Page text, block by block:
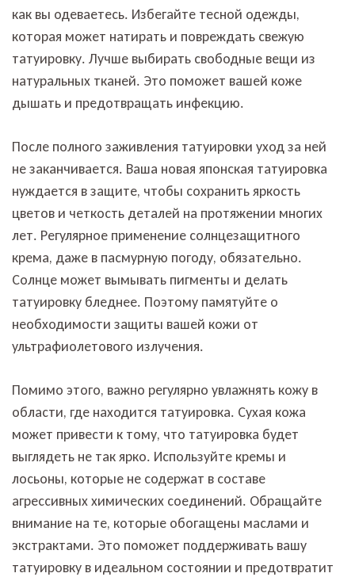
как вы одеваетесь. Избегайте тесной одежды,
которая может натирать и повреждать свежую
татуировку. Лучше выбирать свободные вещи из
натуральных тканей. Это поможет вашей коже
дышать и предотвращать инфекцию.
После полного заживления татуировки уход за ней
не заканчивается. Ваша новая японская татуировка
нуждается в защите, чтобы сохранить яркость
цветов и четкость деталей на протяжении многих
лет. Регулярное применение солнцезащитного
крема, даже в пасмурную погоду, обязательно.
Солнце может вымывать пигменты и делать
татуировку бледнее. Поэтому памятуйте о
необходимости защиты вашей кожи от
ультрафиолетового излучения.
Помимо этого, важно регулярно увлажнять кожу в
области, где находится татуировка. Сухая кожа
может привести к тому, что татуировка будет
выглядеть не так ярко. Используйте кремы и
лосьоны, которые не содержат в составе
агрессивных химических соединений. Обращайте
внимание на те, которые обогащены маслами и
экстрактами. Это поможет поддерживать вашу
татуировку в идеальном состоянии и предотвратит